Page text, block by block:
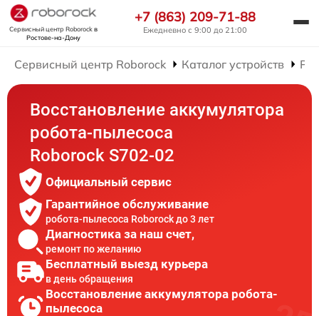
Сервисный центр Roborockв
Ростове-на-Дону
+7 (863) 209-71-88
Ежедневно с 9:00 до 21:00
Сервисный центр Roborock Каталог устройств
Восстановление аккумулятора
робота-пылесоса
Roborock S702-02
Официальный сервис
Гарантийное обслуживание
робота-пылесоса Roborock до 3 лет
Диагностика за наш счет,
ремонт по желанию
Бесплатный выезд курьера
в день обращения
Восстановление аккумулятора робота-
пылесоса